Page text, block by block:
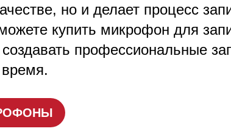
но и делает процесс
купить микрофон для
создавать профессиональные